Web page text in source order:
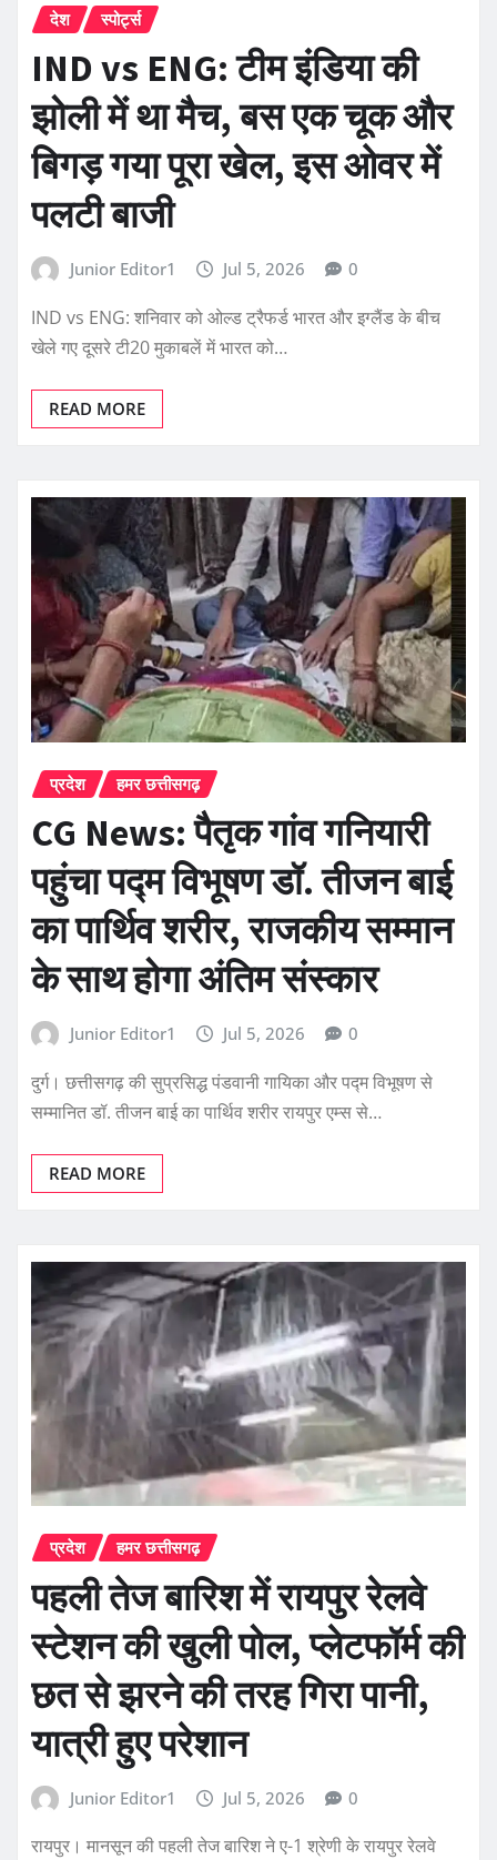
देश स्पोर्ट्स
IND vs ENG: टीम इंडिया की
झोली में था मैच, बस एक चूक और
बिगड़ गया पूरा खेल, इस ओवर में
पलटी बाजी
Junior Editor1 Jul 5, 2026 0
IND vs ENG: शनिवार को ओल्ड ट्रैफर्ड भारत और इग्लैंड के बीच
खेले गए दूसरे टी20 मुकाबलें में भारत को…
READ MORE
प्रदेश हमर छत्तीसगढ़
CG News: पैतृक गांव गनियारी
पहुंचा पद्म विभूषण डॉ. तीजन बाई
का पार्थिव शरीर, राजकीय सम्मान
के साथ होगा अंतिम संस्कार
Junior Editor1 Jul 5, 2026 0
दुर्ग। छत्तीसगढ़ की सुप्रसिद्ध पंडवानी गायिका और पद्म विभूषण से
सम्मानित डॉ. तीजन बाई का पार्थिव शरीर रायपुर एम्स से…
READ MORE
प्रदेश हमर छत्तीसगढ़
पहली तेज बारिश में रायपुर रेलवे
स्टेशन की खुली पोल, प्लेटफॉर्म की
छत से झरने की तरह गिरा पानी,
यात्री हुए परेशान
Junior Editor1 Jul 5, 2026 0
रायपुर। मानसून की पहली तेज बारिश ने ए-1 श्रेणी के रायपुर रेलवे